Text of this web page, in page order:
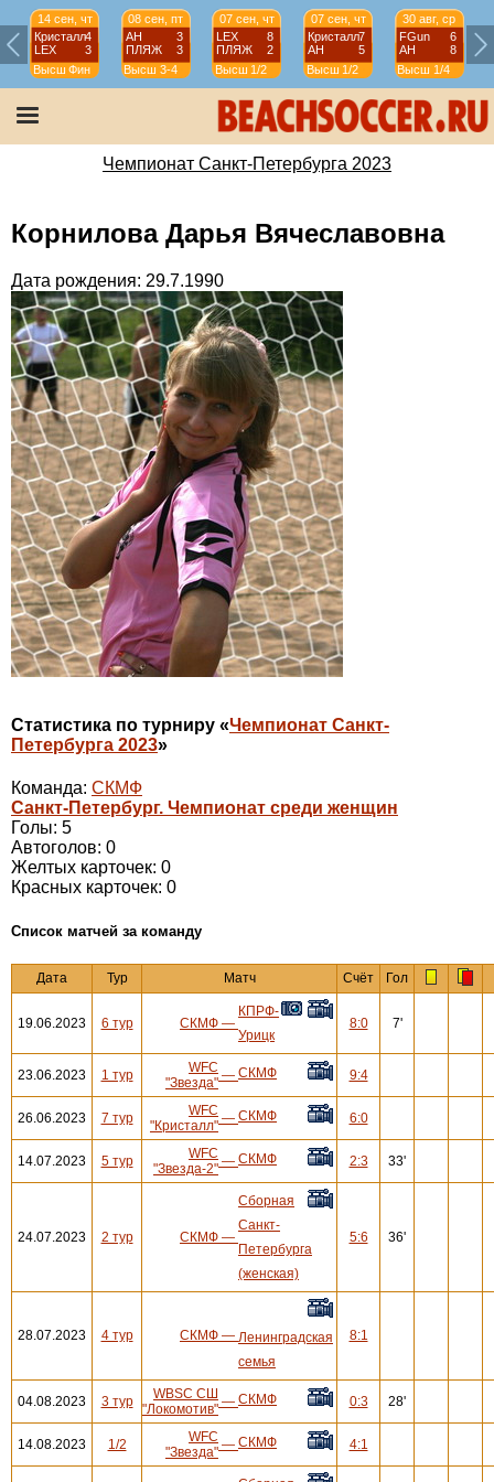
14 сен, чт
Кристалл4
LEX
3
Высш Фин
08 сен, пт
АН
3
ПЛЯЖ
3
Высш 3-4
07 сен, чт
LEX
8
ПЛЯЖ
2
Высш 1/2
07 сен, чт
Кристалл7
АН
5
Высш 1/2
30 авг, ср
FGun
6
АН
8
Высш 1/4
Чемпионат Санкт-Петербурга 2023
Корнилова Дарья Вячеславовна
Дата рождения: 29.7.1990
Статистика по турниру «Чемпионат Санкт-
Петербурга 2023»
Команда: СКМФ
Санкт-Петербург. Чемпионат среди женщин
Голы: 5
Автоголов: 0
Желтых карточек: 0
Красных карточек: 0
Cписок матчей за команду
Дата Тур Матч Счёт Гол
19.06.2023 6 тур СКМФ —
КПРФ-
Урицк
8:0 7'
23.06.2023 1 тур
WFC
"Звезда" — СКМФ 9:4
26.06.2023 7 тур
WFC
"Кристалл" — СКМФ 6:0
14.07.2023 5 тур
WFC
"Звезда-2" — СКМФ 2:3 33'
24.07.2023 2 тур СКМФ —
Сборная
Санкт-
Петербурга
(женская)
5:6 36'
28.07.2023 4 тур СКМФ — Ленинградская
семья
8:1
04.08.2023 3 тур
WBSC СШ
"Локомотив" — СКМФ 0:3 28'
14.08.2023 1/2
WFC
"Звезда" — СКМФ 4:1